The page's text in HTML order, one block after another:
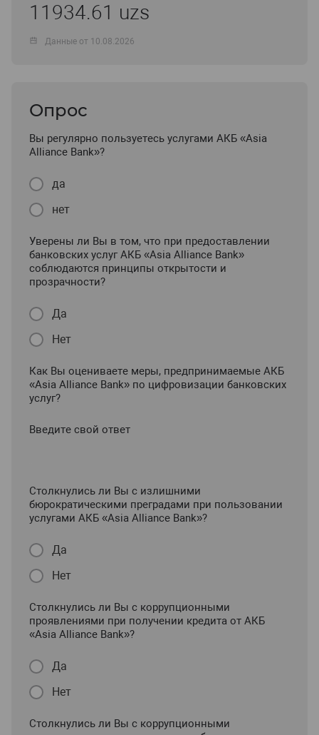
11934.61 uzs
Данные от 10.08.2026
Опрос
Вы регулярно пользуетесь услугами АКБ «Asia
Alliance Bank»?
да
нет
Уверены ли Вы в том, что при предоставлении
банковских услуг АКБ «Asia Alliance Bank»
соблюдаются принципы открытости и
прозрачности?
Да
Нет
Как Вы оцениваете меры, предпринимаемые АКБ
«Asia Alliance Bank» по цифровизации банковских
услуг?
Введите свой ответ
Столкнулись ли Вы с излишними
бюрократическими преградами при пользовании
услугами АКБ «Asia Alliance Bank»?
Да
Нет
Столкнулись ли Вы с коррупционными
проявлениями при получении кредита от АКБ
«Asia Alliance Bank»?
Да
Нет
Столкнулись ли Вы с коррупционными